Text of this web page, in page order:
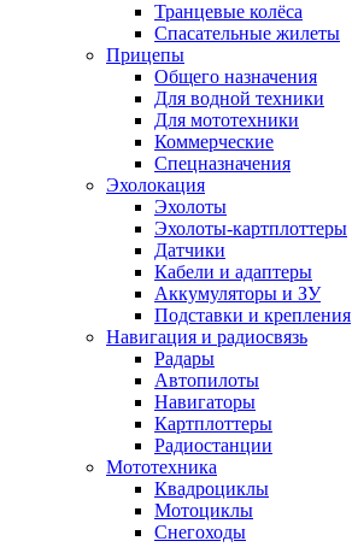
Транцевые колёса
Спасательные жилеты
Прицепы
Общего назначения
Для водной техники
Для мототехники
Коммерческие
Спецназначения
Эхолокация
Эхолоты
Эхолоты-картплоттеры
Датчики
Кабели и адаптеры
Аккумуляторы и ЗУ
Подставки и крепления
Навигация и радиосвязь
Радары
Автопилоты
Навигаторы
Картплоттеры
Радиостанции
Мототехника
Квадроциклы
Мотоциклы
Снегоходы